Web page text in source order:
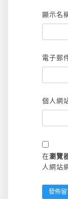
顯示名
電子郵
個人網
在瀏覽
人網站